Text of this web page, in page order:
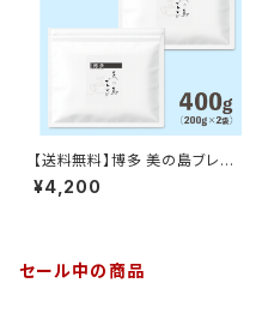
【送料無料】博多 美の島ブレン
ド 400g（200g×2袋）
¥4,200
セール中の商品